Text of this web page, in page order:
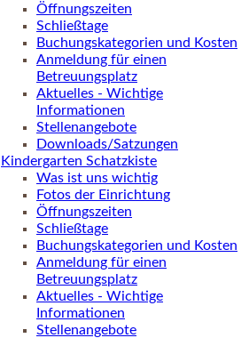
Öffnungszeiten
Schließtage
Buchungskategorien und Kosten
Anmeldung für einen
Betreuungsplatz
Aktuelles - Wichtige
Informationen
Stellenangebote
Downloads/Satzungen
Kindergarten Schatzkiste
Was ist uns wichtig
Fotos der Einrichtung
Öffnungszeiten
Schließtage
Buchungskategorien und Kosten
Anmeldung für einen
Betreuungsplatz
Aktuelles - Wichtige
Informationen
Stellenangebote